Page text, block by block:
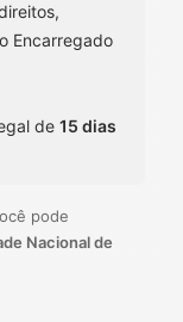
Encarregado
de 15 dias
pode
Nacional de